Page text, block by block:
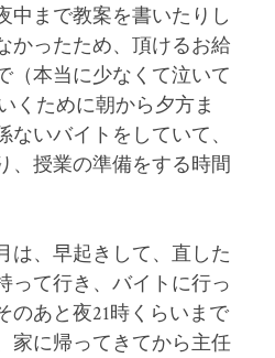
中まで教案を書いたりし
かったため、頂けるお給
（本当に少なくて泣いて
くために朝から夕方ま
いバイトをしていて、
、授業の準備をする時間
は、早起きして、直した
って行き、バイトに行っ
のあと夜21時くらいまで
家に帰ってきてから主任